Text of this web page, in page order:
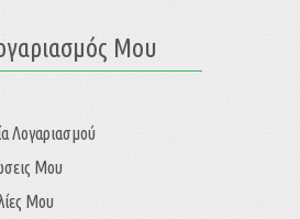
Μου
Λογαριασμού
Μου
Μου